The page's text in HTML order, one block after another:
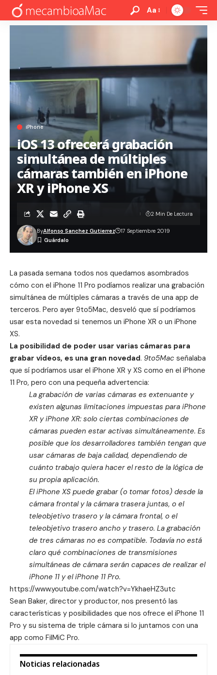
Aa
iPhone
iOS 13 ofrecerá grabación
simultánea de múltiples
cámaras también en iPhone
XR y iPhone XS
ByAlfonso Sanchez Gutierrez 17 Septiembre 2019
2 Min De Lectura
La pasada semana todos nos quedamos asombrados
cómo con el iPhone 11 Pro podíamos realizar una grabación
simultánea de múltiples cámaras a través de una app de
terceros. Pero ayer 9to5Mac, desveló que sí podríamos
usar esta novedad si tenemos un iPhone XR o un iPhone
XS.
La posibilidad de poder usar varias cámaras para
grabar vídeos, es una gran novedad. 9to5Mac señalaba
que sí podríamos usar el iPhone XR y XS como en el iPhone
11 Pro, pero con una pequeña advertencia:
La grabación de varias cámaras es extenuante y
existen algunas limitaciones impuestas para iPhone
XR y iPhone XR: solo ciertas combinaciones de
cámaras pueden estar activas simultáneamente. Es
posible que los desarrolladores también tengan que
usar cámaras de baja calidad, dependiendo de
cuánto trabajo quiera hacer el resto de la lógica de
su propia aplicación.
El iPhone XS puede grabar (o tomar fotos) desde la
cámara frontal y la cámara trasera juntas, o el
teleobjetivo trasero y la cámara frontal, o el
teleobjetivo trasero ancho y trasero. La grabación
de tres cámaras no es compatible. Todavía no está
claro qué combinaciones de transmisiones
simultáneas de cámara serán capaces de realizar el
iPhone 11 y el iPhone 11 Pro.
https://www.youtube.com/watch?v=YkhaeHZ3utc
Sean Baker, director y productor, nos presentó las
características y posibilidades que nos ofrece el iPhone 11
Pro y su sistema de triple cámara si lo juntamos con una
app como FilMiC Pro.
Noticias relacionadas